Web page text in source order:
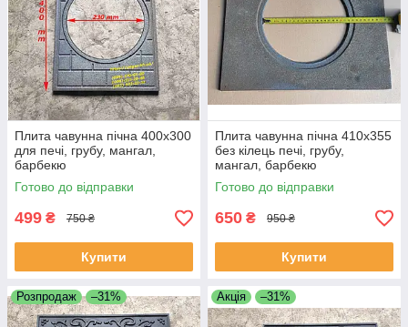
Плита чавунна пічна 400х300
для печі, грубу, мангал,
барбекю
Готово до відправки
499 ₴ 750 ₴
Купити
Плита чавунна пічна 410х355
без кілець печі, грубу,
мангал, барбекю
Готово до відправки
650 ₴ 950 ₴
Купити
Розпродаж –31% Акція –31%